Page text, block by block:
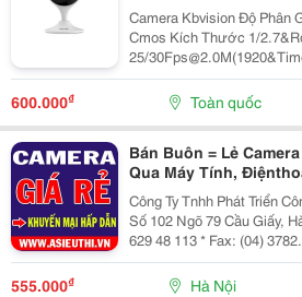
Camera Kbvision Độ Phân
Cmos Kích Thước 1/
25/
Định 2,8Mm Cho Góc Nhìn
131&Deg;(D) &Bull;
Tối Thiểu 1.96Lux/F1.2(Co
600.000₫ Toàn quốc
Bán Buôn = Lẻ
Qua Máy Tính,
Nhanh Giá Rẻ, Uy
Công Ty Tnhh Phát Triển Công
Số 102 Ngõ 79 Cầu Giấy, Hà Nội Tel: (04)
629 48 113 * Fax: (04) 3782.1926 Phụ Trách
Mr Linh : 0987 598 897 * 098 9 811
Hàng Trực Tuyến Của Công
555.000₫ Hà Nội